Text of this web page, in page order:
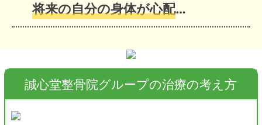
将来の自分の身体が心配…
誠心堂整骨院グループの治療の考え方